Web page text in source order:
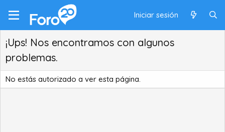
Iniciar sesión
¡Ups! Nos encontramos con algunos
problemas.
No estás autorizado a ver esta página.